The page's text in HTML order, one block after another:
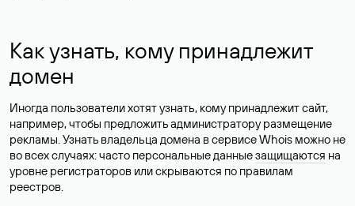
Как узнать, кому принадлежит
домен
Иногда пользователи хотят узнать, кому принадлежит сайт,
например, чтобы предложить администратору размещение
рекламы. Узнать владельца домена в сервисе Whois можно не
во всех случаях: часто персональные данныезащищаются на
уровне регистраторов или скрываются по правилам
реестров.